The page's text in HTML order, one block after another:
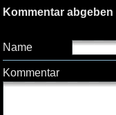
Kommentar abgeben
Name
Kommentar